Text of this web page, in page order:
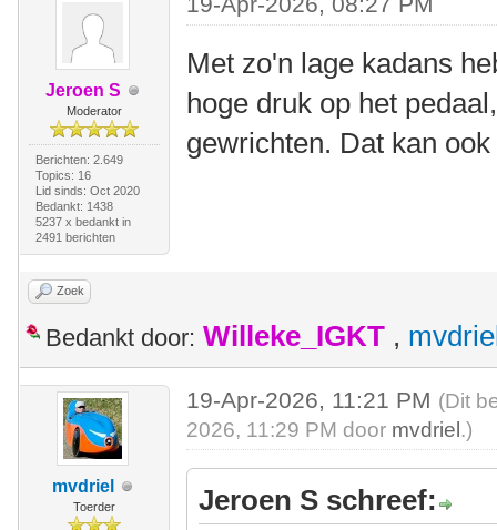
Jeroen S
Moderator
Berichten: 2.649
Topics: 16
Lid sinds: Oct 2020
Bedankt: 1438
5237 x bedankt in
2491 berichten
Met zo'n lage kadans
hoge druk op het
gewrichten. Dat kan
Zoek
Bedankt door: Willeke_IGKT ,
mvdriel
Toerder
19-Apr-2026, 11:21 PM (Dit
2026, 11:29 PM door mvdriel .)
Jeroen S schreef: